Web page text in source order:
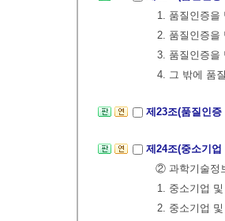
1. 품질인증을
2. 품질인증을
3. 품질인증을
4. 그 밖에 품
제23조(품질인
제24조(중소기
② 과학기술정
1. 중소기업
2. 중소기업